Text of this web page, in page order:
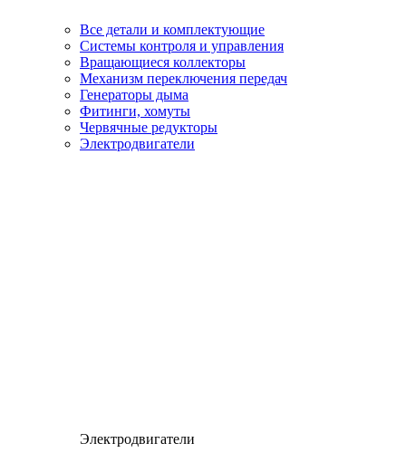
Все детали и комплектующие
Системы контроля и управления
Вращающиеся коллекторы
Механизм переключения передач
Генераторы дыма
Фитинги, хомуты
Червячные редукторы
Электродвигатели
Электродвигатели